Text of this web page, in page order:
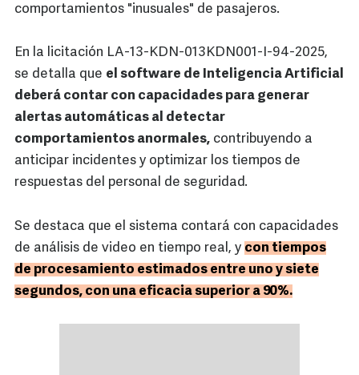
comportamientos "inusuales" de pasajeros.
En la licitación LA-13-KDN-013KDN001-I-94-2025,
se detalla que el software de Inteligencia Artificial
deberá contar con capacidades para generar
alertas automáticas al detectar
comportamientos anormales, contribuyendo a
anticipar incidentes y optimizar los tiempos de
respuestas del personal de seguridad.
Se destaca que el sistema contará con capacidades
de análisis de video en tiempo real, y con tiempos
de procesamiento estimados entre uno y siete
segundos, con una eficacia superior a 90%.